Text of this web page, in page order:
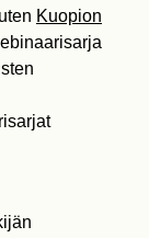
Kuopion